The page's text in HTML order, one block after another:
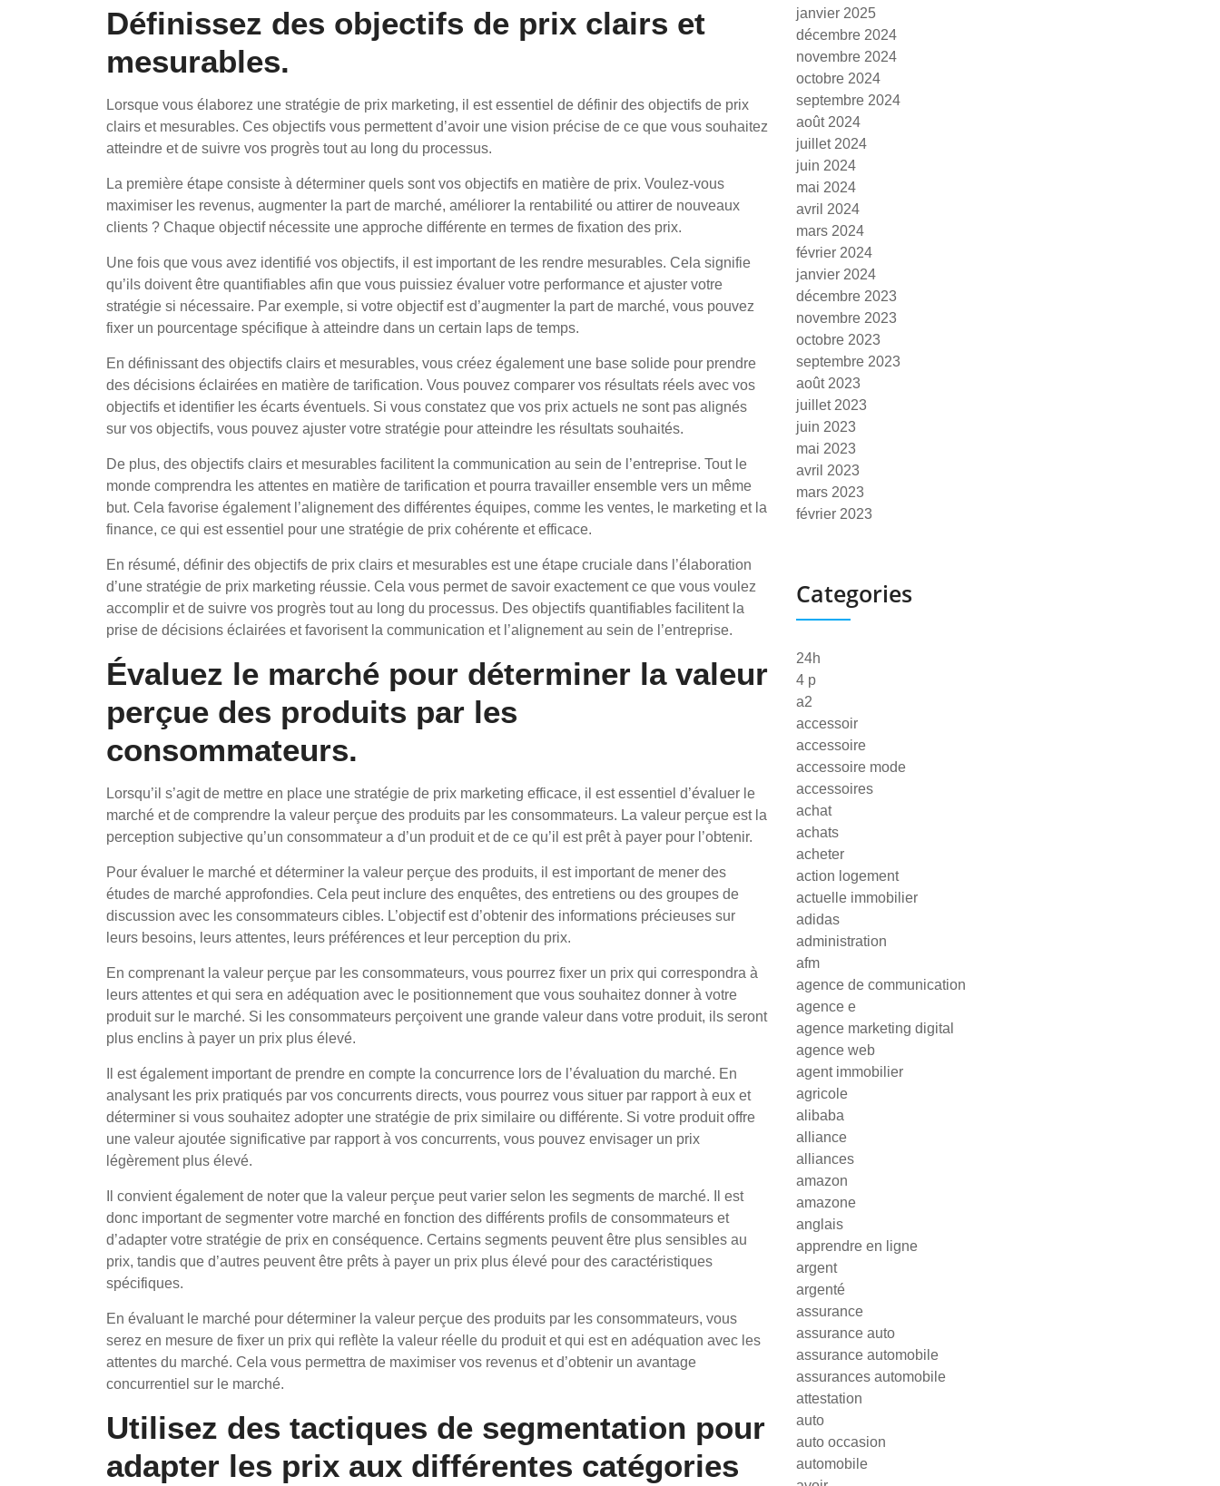
Définissez des objectifs de prix clairs et
mesurables.
Lorsque vous élaborez une stratégie de prix marketing, il est essentiel de définir des objectifs de prix
clairs et mesurables. Ces objectifs vous permettent d’avoir une vision précise de ce que vous souhaitez
atteindre et de suivre vos progrès tout au long du processus.
La première étape consiste à déterminer quels sont vos objectifs en matière de prix. Voulez-vous
maximiser les revenus, augmenter la part de marché, améliorer la rentabilité ou attirer de nouveaux
clients ? Chaque objectif nécessite une approche différente en termes de fixation des prix.
Une fois que vous avez identifié vos objectifs, il est important de les rendre mesurables. Cela signifie
qu’ils doivent être quantifiables afin que vous puissiez évaluer votre performance et ajuster votre
stratégie si nécessaire. Par exemple, si votre objectif est d’augmenter la part de marché, vous pouvez
fixer un pourcentage spécifique à atteindre dans un certain laps de temps.
En définissant des objectifs clairs et mesurables, vous créez également une base solide pour prendre
des décisions éclairées en matière de tarification. Vous pouvez comparer vos résultats réels avec vos
objectifs et identifier les écarts éventuels. Si vous constatez que vos prix actuels ne sont pas alignés
sur vos objectifs, vous pouvez ajuster votre stratégie pour atteindre les résultats souhaités.
De plus, des objectifs clairs et mesurables facilitent la communication au sein de l’entreprise. Tout le
monde comprendra les attentes en matière de tarification et pourra travailler ensemble vers un même
but. Cela favorise également l’alignement des différentes équipes, comme les ventes, le marketing et la
finance, ce qui est essentiel pour une stratégie de prix cohérente et efficace.
En résumé, définir des objectifs de prix clairs et mesurables est une étape cruciale dans l’élaboration
d’une stratégie de prix marketing réussie. Cela vous permet de savoir exactement ce que vous voulez
accomplir et de suivre vos progrès tout au long du processus. Des objectifs quantifiables facilitent la
prise de décisions éclairées et favorisent la communication et l’alignement au sein de l’entreprise.
Évaluez le marché pour déterminer la valeur
perçue des produits par les
consommateurs.
Lorsqu’il s’agit de mettre en place une stratégie de prix marketing efficace, il est essentiel d’évaluer le
marché et de comprendre la valeur perçue des produits par les consommateurs. La valeur perçue est la
perception subjective qu’un consommateur a d’un produit et de ce qu’il est prêt à payer pour l’obtenir.
Pour évaluer le marché et déterminer la valeur perçue des produits, il est important de mener des
études de marché approfondies. Cela peut inclure des enquêtes, des entretiens ou des groupes de
discussion avec les consommateurs cibles. L’objectif est d’obtenir des informations précieuses sur
leurs besoins, leurs attentes, leurs préférences et leur perception du prix.
En comprenant la valeur perçue par les consommateurs, vous pourrez fixer un prix qui correspondra à
leurs attentes et qui sera en adéquation avec le positionnement que vous souhaitez donner à votre
produit sur le marché. Si les consommateurs perçoivent une grande valeur dans votre produit, ils seront
plus enclins à payer un prix plus élevé.
Il est également important de prendre en compte la concurrence lors de l’évaluation du marché. En
analysant les prix pratiqués par vos concurrents directs, vous pourrez vous situer par rapport à eux et
déterminer si vous souhaitez adopter une stratégie de prix similaire ou différente. Si votre produit offre
une valeur ajoutée significative par rapport à vos concurrents, vous pouvez envisager un prix
légèrement plus élevé.
Il convient également de noter que la valeur perçue peut varier selon les segments de marché. Il est
donc important de segmenter votre marché en fonction des différents profils de consommateurs et
d’adapter votre stratégie de prix en conséquence. Certains segments peuvent être plus sensibles au
prix, tandis que d’autres peuvent être prêts à payer un prix plus élevé pour des caractéristiques
spécifiques.
En évaluant le marché pour déterminer la valeur perçue des produits par les consommateurs, vous
serez en mesure de fixer un prix qui reflète la valeur réelle du produit et qui est en adéquation avec les
attentes du marché. Cela vous permettra de maximiser vos revenus et d’obtenir un avantage
concurrentiel sur le marché.
Utilisez des tactiques de segmentation pour
adapter les prix aux différentes catégories
janvier 2025
décembre 2024
novembre 2024
octobre 2024
septembre 2024
août 2024
juillet 2024
juin 2024
mai 2024
avril 2024
mars 2024
février 2024
janvier 2024
décembre 2023
novembre 2023
octobre 2023
septembre 2023
août 2023
juillet 2023
juin 2023
mai 2023
avril 2023
mars 2023
février 2023
Categories
24h
4 p
a2
accessoir
accessoire
accessoire mode
accessoires
achat
achats
acheter
action logement
actuelle immobilier
adidas
administration
afm
agence de communication
agence e
agence marketing digital
agence web
agent immobilier
agricole
alibaba
alliance
alliances
amazon
amazone
anglais
apprendre en ligne
argent
argenté
assurance
assurance auto
assurance automobile
assurances automobile
attestation
auto
auto occasion
automobile